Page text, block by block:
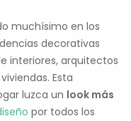
muchísimo en los
decorativas
interiores, arquitectos
Esta
luzca un look más
por todos los